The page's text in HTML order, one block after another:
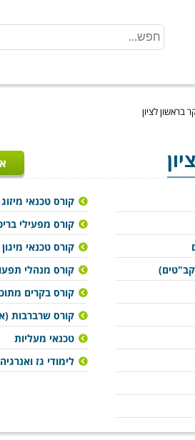
בראשון לציון
קורס טכנאי מיזוג
קורס מפעילי
קורס טכנאי
קורס מנהלי
קורס בקרים
קורס שרברבות
טכנאי מעליות
לימודי גז ואנרגיה